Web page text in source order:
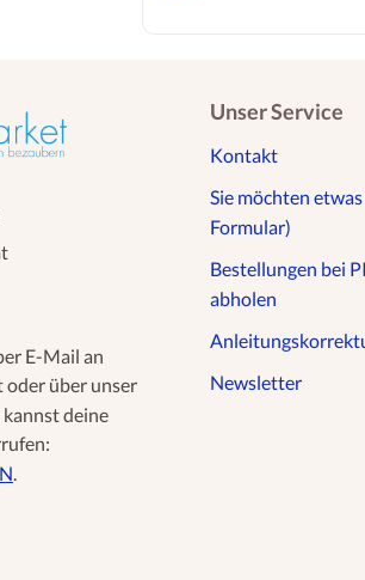
E-Mail an
oder über unser
kannst deine
Unser Service
Kontakt
Sie möchten
Formular)
Bestellungen bei
abholen
Newsletter